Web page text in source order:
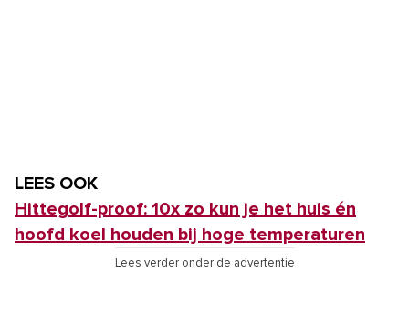
LEES OOK
Hittegolf-proof: 10x zo kun je het huis én
hoofd koel houden bij hoge temperaturen
Lees verder onder de advertentie